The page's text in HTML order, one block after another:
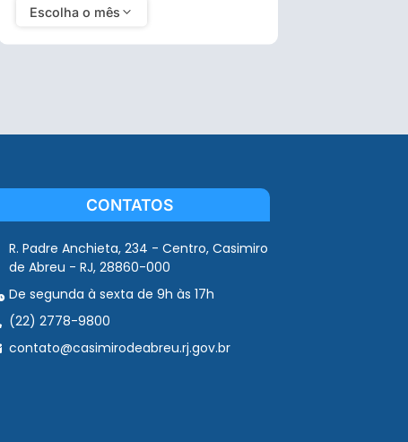
Escolha o mês
CONTATOS
R. Padre Anchieta, 234 - Centro, Casimiro
de Abreu - RJ, 28860-000
De segunda à sexta de 9h às 17h
(22) 2778-9800
contato@casimirodeabreu.rj.gov.br